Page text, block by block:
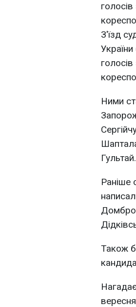
З'їзд
Ними
Гультай.
Раніше
Також